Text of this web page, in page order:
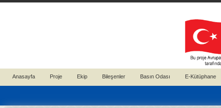
Anasayfa Proje Ekip Bileşenler Basın Odası E-Kütüphane